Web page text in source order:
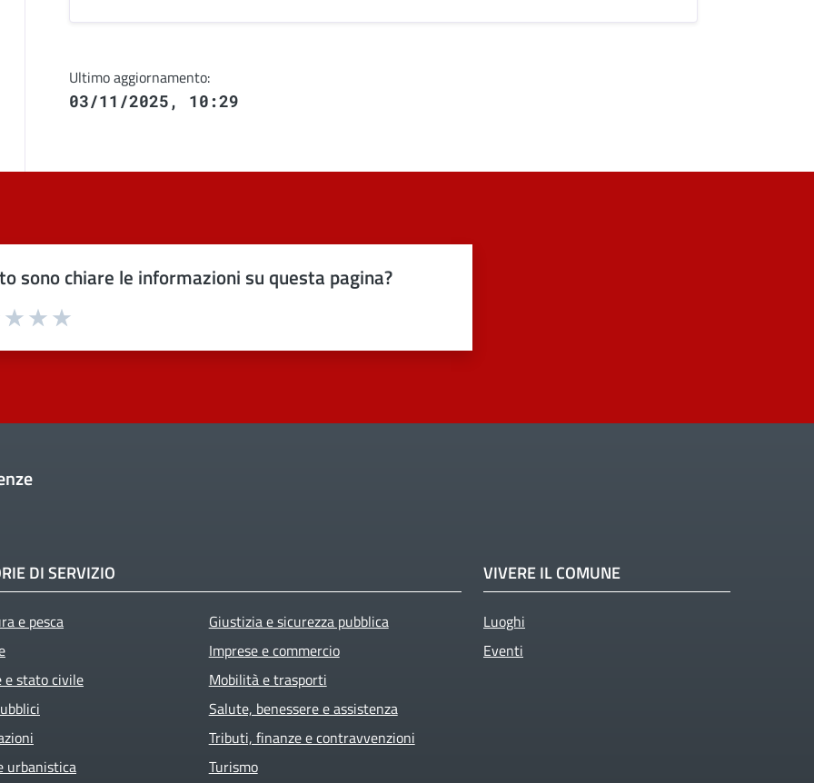
Ultimo aggiornamento:
03/11/2025, 10:29
sono chiare le informazioni su questa pagina?
Valuta 4 stelle su 5
Valuta 3 stelle su 5
Valuta 2 stelle su 5
1 stelle su 5
DI SERVIZIO
e pesca
e stato civile
urbanistica
Giustizia e sicurezza pubblica
Imprese e commercio
Mobilità e trasporti
Salute, benessere e assistenza
Tributi, finanze e contravvenzioni
Turismo
VIVERE IL COMUNE
Luoghi
Eventi